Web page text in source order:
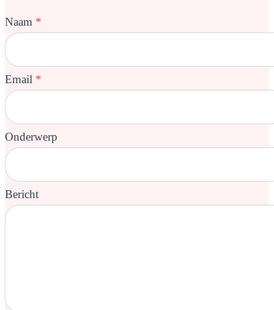
Naam *
Email *
Onderwerp
Bericht